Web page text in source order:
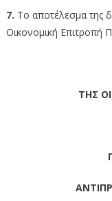
7. Το αποτέλεσμα της
Οικονομική Επιτροπή
ΤΗΣ